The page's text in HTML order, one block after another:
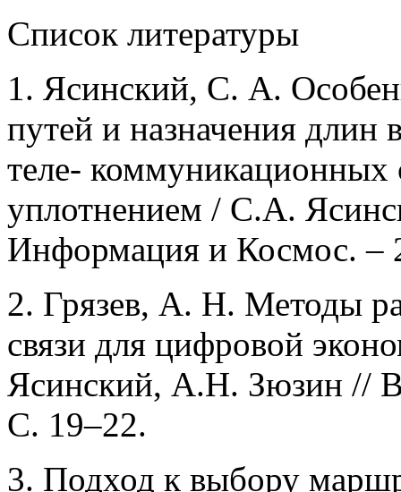
Список литературы
1. Ясинский, С. А.
путей и назначения длин
теле- коммуникационных
уплотнением / С.А.
Информация и Космос.
2. Грязев, А. Н. Методы
связи для цифровой
Ясинский, А.Н. Зюзин //
С. 19–22.
3. Подход к выбору